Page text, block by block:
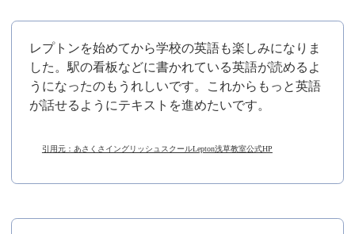
レプトンを始めてから学校の英語も楽しみになりま
した。駅の看板などに書かれている英語が読めるよ
うになったのもうれしいです。これからもっと英語
が話せるようにテキストを進めたいです。
引用元：あさくさイングリッシュスクールLepton浅草教室公式HP